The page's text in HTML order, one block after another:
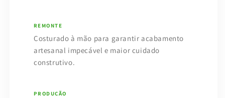
REMONTE
Costurado à mão para garantir acabamento
artesanal impecável e maior cuidado
construtivo.
PRODUÇÃO